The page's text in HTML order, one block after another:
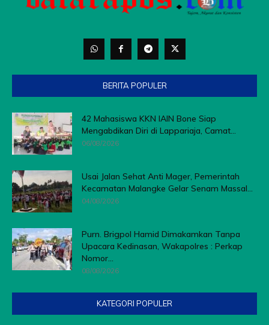
BERITA POPULER
42 Mahasiswa KKN IAIN Bone Siap
Mengabdikan Diri di Lappariaja, Camat...
06/08/2026
Usai Jalan Sehat Anti Mager, Pemerintah
Kecamatan Malangke Gelar Senam Massal...
04/08/2026
Purn. Brigpol Hamid Dimakamkan Tanpa
Upacara Kedinasan, Wakapolres : Perkap
Nomor...
08/08/2026
KATEGORI POPULER